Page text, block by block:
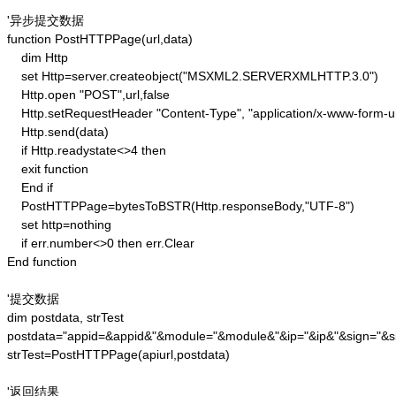
'异步提交数据
function PostHTTPPage(url,data)
    dim Http
    set Http=server.createobject("MSXML2.SERVERXMLHTTP.3.0")
    Http.open "POST",url,false
Http.setRequestHeader "Content-Type", "application/x-www-form-
    Http.send(data)
    if Http.readystate<>4 then
    exit function
    End if
    PostHTTPPage=bytesToBSTR(Http.responseBody,"UTF-8")
    set http=nothing
    if err.number<>0 then err.Clear
End function
'提交数据
dim postdata, strTest
strTest=PostHTTPPage(apiurl,postdata)
'返回结果